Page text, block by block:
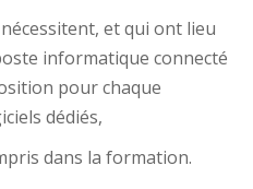
et qui ont lieu
informatique connecté
pour chaque
dédiés,
dans la formation.